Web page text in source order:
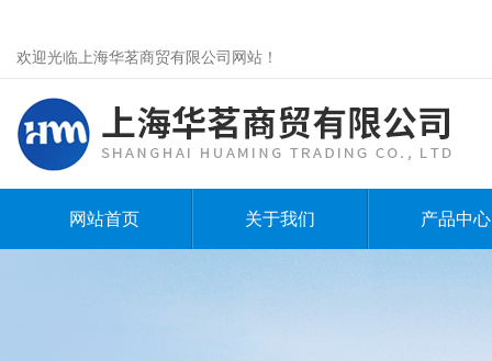
欢迎光临上海华茗商贸有限公司网站！
网站首页 关于我们 产品中心